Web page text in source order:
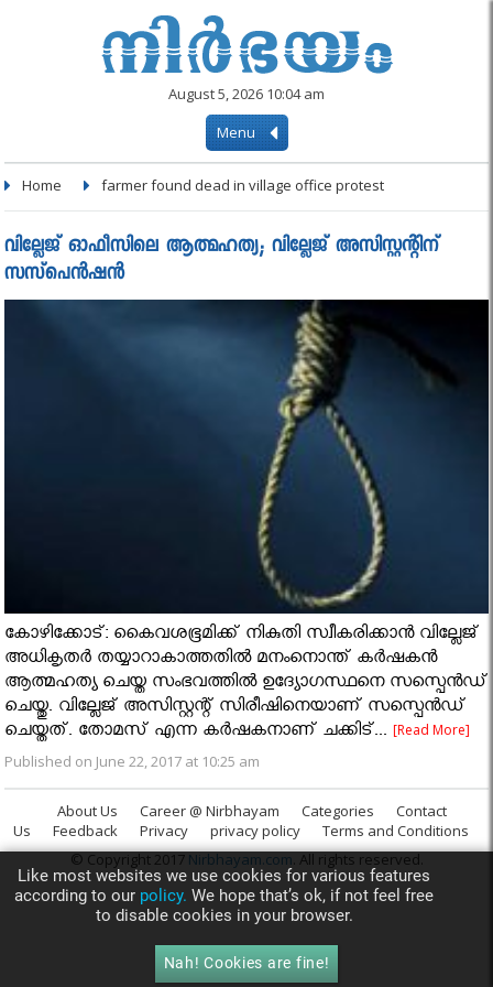
August 5, 2026 10:04 am
Menu
Home farmer found dead in village office protest
വില്ലേജ് ഓഫീസിലെ ആത്മഹത്യ; വില്ലേജ് അസിസ്റ്റന്റിന്
സസ്‌പെന്‍ഷന്‍
കോഴിക്കോട്: കൈവശഭൂമിക്ക് നികുതി സ്വീകരിക്കാന്‍ വില്ലേജ്
അധികൃതര്‍ തയ്യാറാകാത്തതില്‍ മനംനൊന്ത് കര്‍ഷകന്‍
ആത്മഹത്യ ചെയ്ത സംഭവത്തില്‍ ഉദ്യോഗസ്ഥനെ സസ്പെന്‍ഡ്
ചെയ്തു. വില്ലേജ് അസിസ്റ്റന്റ് സിരീഷിനെയാണ് സസ്പെന്‍ഡ്
ചെയ്തത്. തോമസ് എന്ന കര്‍ഷകനാണ് ചക്കിട്...[Read More]
Published on June 22, 2017 at 10:25 am
About Us Career @ Nirbhayam Categories
Contact
Us
Feedback Privacy privacy policy
Terms and Conditions
© Copyright 2017 Nirbhayam.com. All rights reserved.
Like most websites we use cookies for various features
according to our policy. We hope that’s ok, if not feel free
to disable cookies in your browser.
Nah! Cookies are fine!